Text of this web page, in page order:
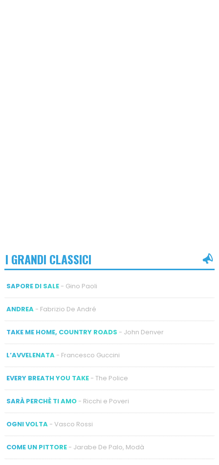
I GRANDI CLASSICI
SAPORE DI SALE- Gino Paoli
ANDREA- Fabrizio De André
TAKE ME HOME, COUNTRY ROADS - John Denver
L’AVVELENATA- Francesco Guccini
EVERY BREATH YOU TAKE- The Police
SARÀ PERCHÈ TI AMO- Ricchi e Poveri
OGNI VOLTA- Vasco Rossi
COME UN PITTORE- Jarabe De Palo, Modà